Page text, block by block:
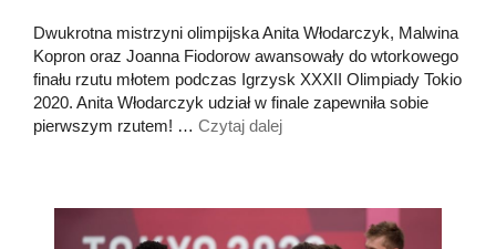
Dwukrotna mistrzyni olimpijska Anita Włodarczyk, Malwina
Kopron oraz Joanna Fiodorow awansowały do wtorkowego
finału rzutu młotem podczas Igrzysk XXXII Olimpiady Tokio
2020. Anita Włodarczyk udział w finale zapewniła sobie
pierwszym rzutem! … Czytaj dalej